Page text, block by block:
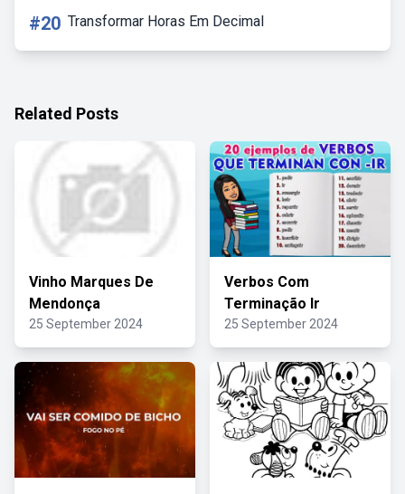
#20 Transformar Horas Em Decimal
Related Posts
Vinho Marques De
Mendonça
25 September 2024
Verbos Com
Terminação Ir
25 September 2024